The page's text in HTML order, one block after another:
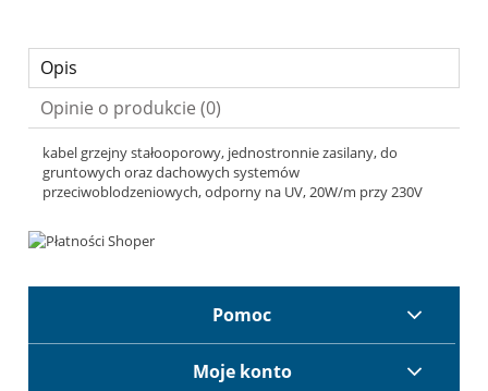
Opis
Opinie o produkcie (0)
kabel grzejny stałooporowy, jednostronnie zasilany, do
gruntowych oraz dachowych systemów
przeciwoblodzeniowych, odporny na UV, 20W/m przy 230V
Pomoc
Moje konto